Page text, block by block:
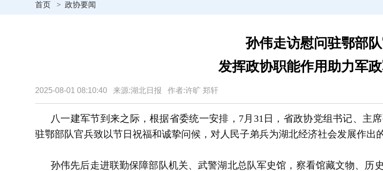
首页 > 政协要闻
孙伟走访慰问驻鄂部
发挥政协职能作用助力军
2025-08-01 08:10:40 来源:湖北日报 作者:许旷 郑轩
八一建军节到来之际，根据省委统一安排，7月31日，省政协党组书记、主
驻鄂部队官兵致以节日祝福和诚挚问候，对人民子弟兵为湖北经济社会发展作出
孙伟先后走进联勤保障部队机关、武警湖北总队军史馆，察看馆藏文物、历